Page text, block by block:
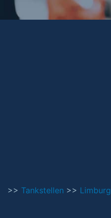
>> Tankstellen >> Limburg